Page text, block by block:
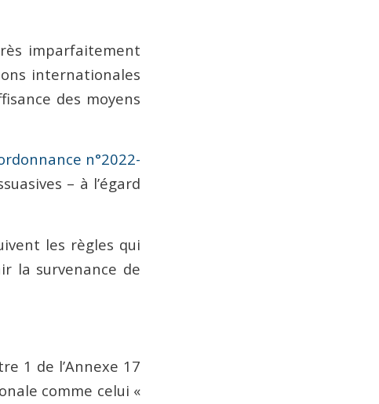
imparfaitement
internationales
des moyens
n°2022-
– à l’égard
les règles qui
la survenance de
1 de l’Annexe 17
comme celui «